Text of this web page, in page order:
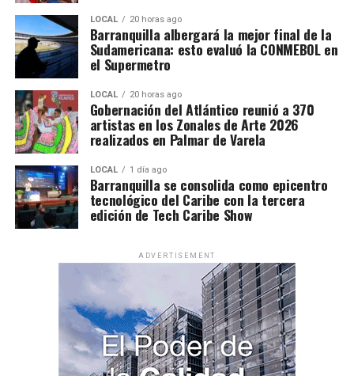
LOCAL 20 horas ago
Barranquilla albergará la mejor final de la
Sudamericana: esto evaluó la CONMEBOL en
el Supermetro
LOCAL 20 horas ago
Gobernación del Atlántico reunió a 370
artistas en los Zonales de Arte 2026
realizados en Palmar de Varela
LOCAL 1 día ago
Barranquilla se consolida como epicentro
tecnológico del Caribe con la tercera
edición de Tech Caribe Show
ADVERTISEMENT